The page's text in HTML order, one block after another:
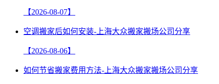
【2026-08-07】
空调搬家后如何安装-上海大众搬家搬场公司分享
【2026-08-06】
如何节省搬家费用方法-上海大众搬家搬场公司分享